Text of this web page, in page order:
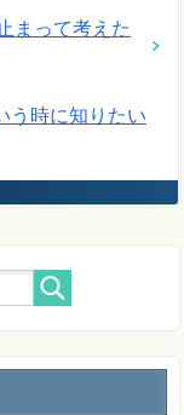
まって考えた
う時に知りたい